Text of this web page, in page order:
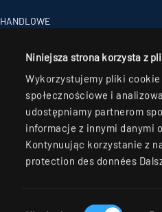
Niniejsza strona korzysta z
Wykorzystujemy pliki
społecznościowe i
udostępniamy partnerom
informacje z innymi danymi
Kontynuując korzystanie z
protection des données